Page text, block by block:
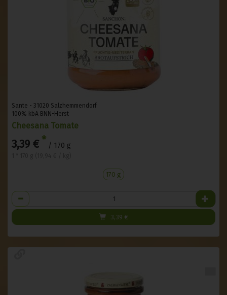
Sante - 31020 Salzhemmendorf
100% kbA BNN-Herst
Cheesana Tomate
3,39 € * / 170 g
170 g
Anzahl
3,39 €